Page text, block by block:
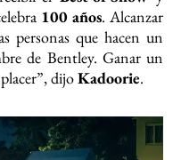
100 años. Alcanzar
personas que hacen un
de Bentley. Ganar un
dijoKadoorie.